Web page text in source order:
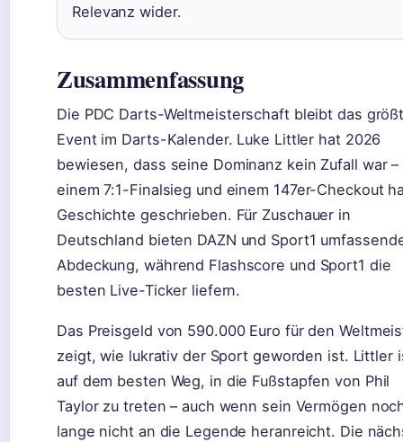
Relevanz wider.
Zusammenfassung
Die PDC Darts-Weltmeisterschaft bleibt das
Event im Darts-Kalender. Luke Littler hat 2026
bewiesen, dass seine Dominanz kein Zufall war –
einem 7:1-Finalsieg und einem 147er-Checkout
Geschichte geschrieben. Für Zuschauer in
Deutschland bieten DAZN und Sport1
Abdeckung, während Flashscore und Sport1 die
besten Live-Ticker liefern.
Das Preisgeld von 590.000 Euro für den
zeigt, wie lukrativ der Sport geworden ist. Littler
auf dem besten Weg, in die Fußstapfen von Phil
Taylor zu treten – auch wenn sein Vermögen
lange nicht an die Legende heranreicht. Die